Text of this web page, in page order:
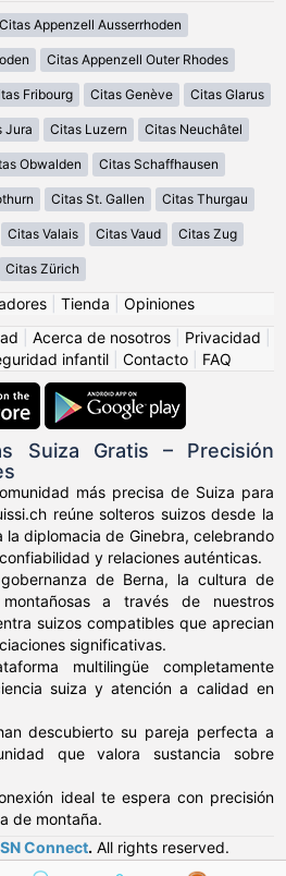
Citas Appenzell Ausserrhoden
Citas Appenzell Outer Rhodes
Fribourg Citas Genève Citas Glarus
Jura Citas Luzern Citas Neuchâtel
Obwalden Citas Schaffhausen
Citas St. Gallen Citas Thurgau
Citas Valais Citas Vaud Citas Zug
Citas Zürich
Tienda
Opiniones
Acerca de nosotros Privacidad
infantil Contacto FAQ
Suiza Gratis – Precisión
más precisa de Suiza para
reúne solteros suizos desde la
la diplomacia de Ginebra, celebrando
y relaciones auténticas.
de Berna, la cultura de
a través de nuestros
suizos compatibles que aprecian
significativas.
multilingüe completamente
suiza y atención a calidad en
descubierto su pareja perfecta a
que valora sustancia sobre
ideal te espera con precisión
de montaña.
Connect. All rights reserved.